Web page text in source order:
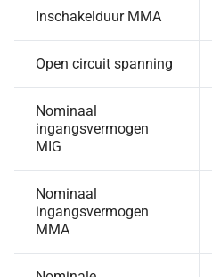
Inschakelduur MMA
Open circuit spanning
Nominaal
ingangsvermogen
MIG
Nominaal
ingangsvermogen
MMA